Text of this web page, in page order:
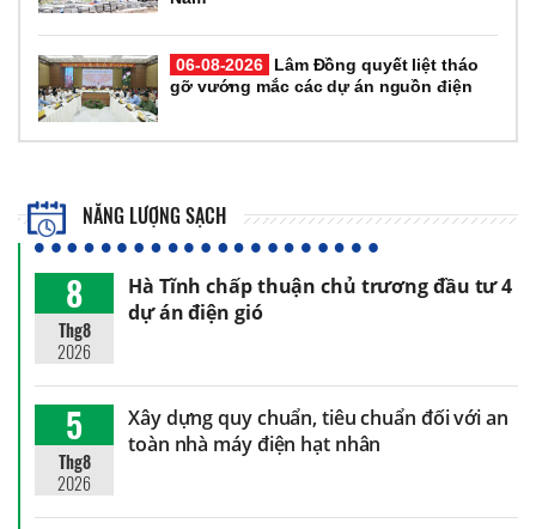
06-08-2026
Lâm Đồng quyết liệt tháo
gỡ vướng mắc các dự án nguồn điện
NĂNG LƯỢNG SẠCH
8
Thg8
2026
Hà Tĩnh chấp thuận chủ trương đầu tư 4
dự án điện gió
5
Thg8
2026
Xây dựng quy chuẩn, tiêu chuẩn đối với an
toàn nhà máy điện hạt nhân